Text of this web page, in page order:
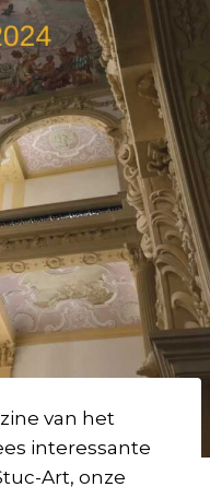
van het
interessante
Art, onze